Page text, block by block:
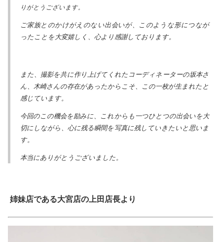
りがとうございます。
ご家族とのかけがえのない出会いが、このような形につなが
ったことを大変嬉しく、心より感謝しております。
また、撮影を共に作り上げてくれたコーディネーターの坂本さ
ん、木崎さんの存在があったからこそ、この一枚が生まれたと
感じています。
今回のこの機会を励みに、これからも一つひとつの出会いを大
切にしながら、心に残る瞬間を写真に残していきたいと思いま
す。
本当にありがとうございました。
姉妹店である大宮店の上田店長より